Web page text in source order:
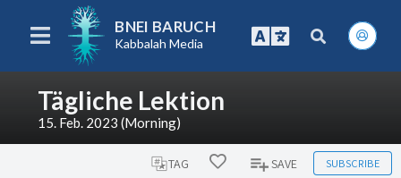
BNEI BARUCH
Kabbalah Media
Tägliche Lektion
15. Feb. 2023 (Morning)
TAG SAVE SUBSCRIBE